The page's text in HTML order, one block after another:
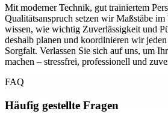
Mit moderner Technik, gut trainiertem
Qualitätsanspruch setzen wir Maßstäbe
wissen, wie wichtig Zuverlässigkeit und
deshalb planen und koordinieren wir
Sorgfalt. Verlassen Sie sich auf uns, um
machen – stressfrei, professionell und
FAQ
Häufig gestellte Fragen